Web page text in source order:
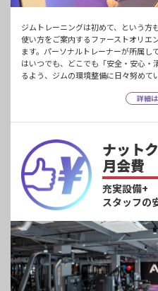
ジムトレーニングは初めて、という方
使い方をご案内するファーストオリエ
ます。パーソナルトレーナーが所属し
はいつでも、どこでも「安全・安心・
るよう、ジムの環境整備に日々努めて
詳細
ナット
月会費
充実設備+
スタッフの